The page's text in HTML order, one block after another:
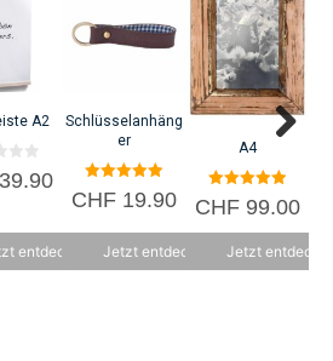
A2
entdecken
Schlüsselanhäng
er
5.00
von 5
CHF19.90
Jetzt entdecken
A4
5.00
von 5
CHF99.00
Jetzt